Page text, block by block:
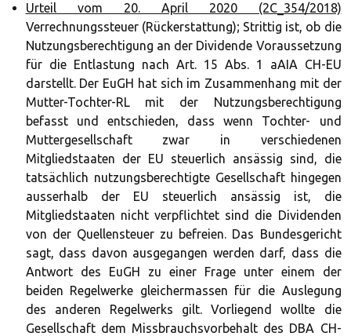
Urteil vom 20. April 2020 (2C_354/2018)
Verrechnungssteuer (Rückerstattung); Strittig ist, ob die
Nutzungsberechtigung an der Dividende Voraussetzung
für die Entlastung nach Art. 15 Abs. 1 aAIA CH-EU
darstellt. Der EuGH hat sich im Zusammenhang mit der
Mutter-Tochter-RL mit der Nutzungsberechtigung
befasst und entschieden, dass wenn Tochter- und
Muttergesellschaft zwar in verschiedenen
Mitgliedstaaten der EU steuerlich ansässig sind, die
tatsächlich nutzungsberechtigte Gesellschaft hingegen
ausserhalb der EU steuerlich ansässig ist, die
Mitgliedstaaten nicht verpflichtet sind die Dividenden
von der Quellensteuer zu befreien. Das Bundesgericht
sagt, dass davon ausgegangen werden darf, dass die
Antwort des EuGH zu einer Frage unter einem der
beiden Regelwerke gleichermassen für die Auslegung
des anderen Regelwerks gilt. Vorliegend wollte die
Gesellschaft dem Missbrauchsvorbehalt des DBA CH-